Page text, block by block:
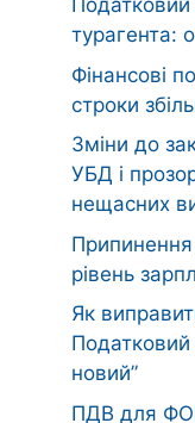
турагента:
Фінансові
строки
Зміни до
УБД і
нещасних
Припинення
рівень
Як
Податковий
новий”
ПДВ для